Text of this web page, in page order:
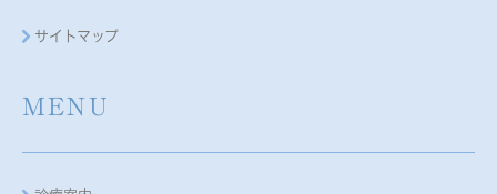
サイトマップ
MENU